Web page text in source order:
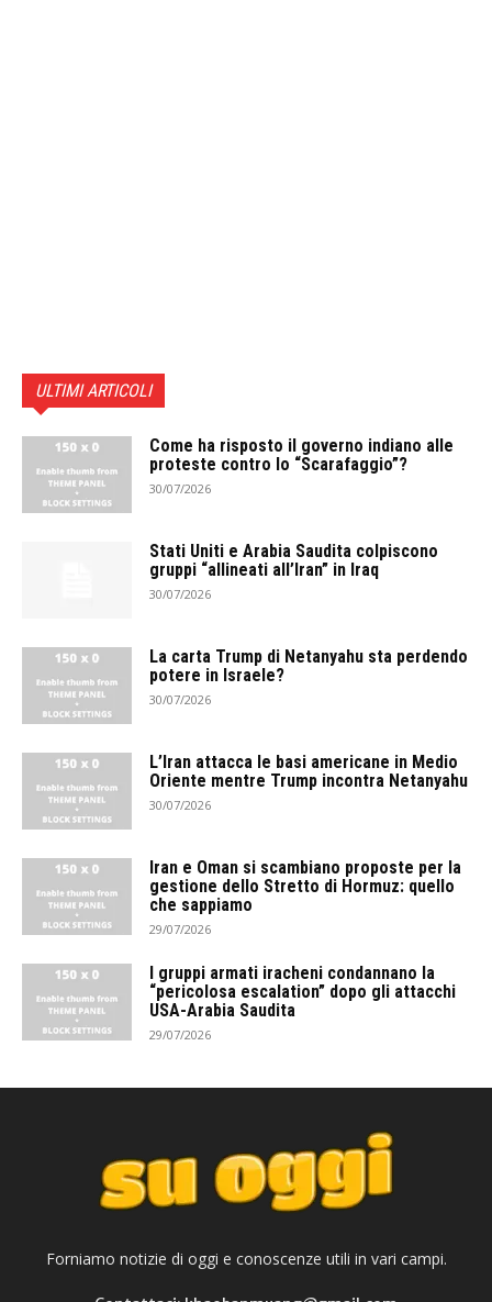
ULTIMI ARTICOLI
Come ha risposto il governo indiano alle
proteste contro lo “Scarafaggio”?
30/07/2026
Stati Uniti e Arabia Saudita colpiscono
gruppi “allineati all’Iran” in Iraq
30/07/2026
La carta Trump di Netanyahu sta perdendo
potere in Israele?
30/07/2026
L’Iran attacca le basi americane in Medio
Oriente mentre Trump incontra Netanyahu
30/07/2026
Iran e Oman si scambiano proposte per la
gestione dello Stretto di Hormuz: quello
che sappiamo
29/07/2026
I gruppi armati iracheni condannano la
“pericolosa escalation” dopo gli attacchi
USA-Arabia Saudita
29/07/2026
Forniamo notizie di oggi e conoscenze utili in vari campi.